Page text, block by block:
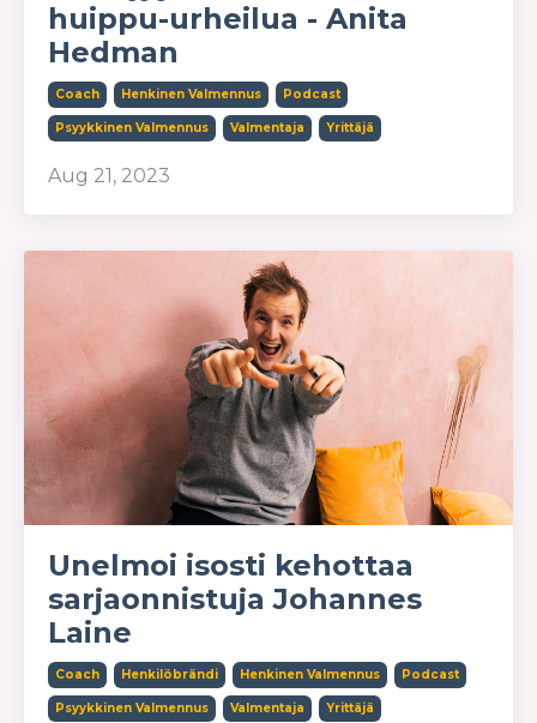
huippu-urheilua - Anita
Hedman
Coach Henkinen Valmennus Podcast
Psyykkinen Valmennus Valmentaja Yrittäjä
Aug 21, 2023
Unelmoi isosti kehottaa
sarjaonnistuja Johannes
Laine
Coach Henkilöbrändi Henkinen Valmennus Podcast
Psyykkinen Valmennus Valmentaja Yrittäjä